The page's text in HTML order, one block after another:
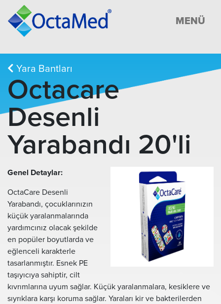
MENÜ
Yara Bantları
Octacare
Desenli
Yarabandı 20'li
Genel Detaylar:
OctaCare Desenli
Yarabandı, çocuklarınızın
küçük yaralanmalarında
yardımcınız olacak şekilde
en popüler boyutlarda ve
eğlenceli karakterle
tasarlanmıştır. Esnek PE
taşıyıcıya sahiptir, cilt
kıvrımlarına uyum sağlar. Küçük yaralanmalara, kesiklere ve
sıyrıklara karşı koruma sağlar. Yaraları kir ve bakterilerden